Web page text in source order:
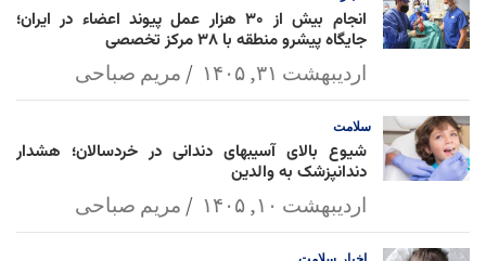
انجام بیش از ۳۰ هزار عمل پیوند اعضاء در ایران؛
جایگاه پیشرو منطقه با ۳۸ مرکز تخصصی
اردیبهشت ۳۱, ۱۴۰۵ مریم صباحی
سلامت
شیوع بالای آسیبهای دندانی در خردسالان؛ هشدار
دندانپزشک به والدین
اردیبهشت ۱۰, ۱۴۰۵ مریم صباحی